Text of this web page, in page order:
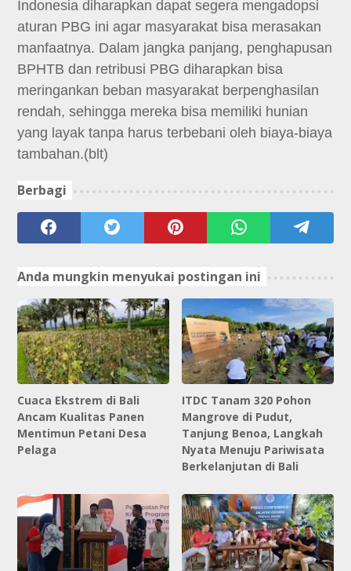
Indonesia diharapkan dapat segera mengadopsi
aturan PBG ini agar masyarakat bisa merasakan
manfaatnya. Dalam jangka panjang, penghapusan
BPHTB dan retribusi PBG diharapkan bisa
meringankan beban masyarakat berpenghasilan
rendah, sehingga mereka bisa memiliki hunian
yang layak tanpa harus terbebani oleh biaya-biaya
tambahan.(blt)
Berbagi
Anda mungkin menyukai postingan ini
Cuaca Ekstrem di Bali
Ancam Kualitas Panen
Mentimun Petani Desa
Pelaga
ITDC Tanam 320 Pohon
Mangrove di Pudut,
Tanjung Benoa, Langkah
Nyata Menuju Pariwisata
Berkelanjutan di Bali